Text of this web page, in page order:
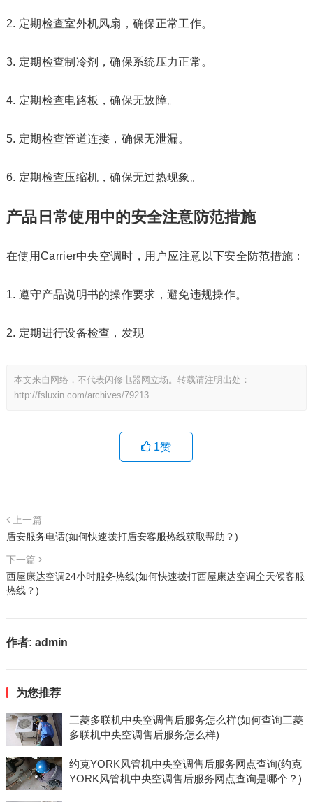
2. 定期检查室外机风扇，确保正常工作。
3. 定期检查制冷剂，确保系统压力正常。
4. 定期检查电路板，确保无故障。
5. 定期检查管道连接，确保无泄漏。
6. 定期检查压缩机，确保无过热现象。
产品日常使用中的安全注意防范措施
在使用Carrier中央空调时，用户应注意以下安全防范措施：
1. 遵守产品说明书的操作要求，避免违规操作。
2. 定期进行设备检查，发现
本文来自网络，不代表闪修电器网立场。转载请注明出处：
http://fsluxin.com/archives/79213
1赞
上一篇
盾安服务电话(如何快速拨打盾安客服热线获取帮助？)
下一篇
西屋康达空调24小时服务热线(如何快速拨打西屋康达空调全天候客服
热线？)
作者: admin
为您推荐
三菱多联机中央空调售后服务怎么样(如何查询三菱
多联机中央空调售后服务怎么样)
约克YORK风管机中央空调售后服务网点查询(约克
YORK风管机中央空调售后服务网点查询是哪个？)